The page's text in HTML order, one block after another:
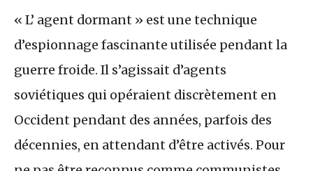
« L’ agent dormant » est une technique
d’espionnage fascinante utilisée pendant la
guerre froide. Il s’agissait d’agents
soviétiques qui opéraient discrètement en
Occident pendant des années, parfois des
décennies, en attendant d’être activés. Pour